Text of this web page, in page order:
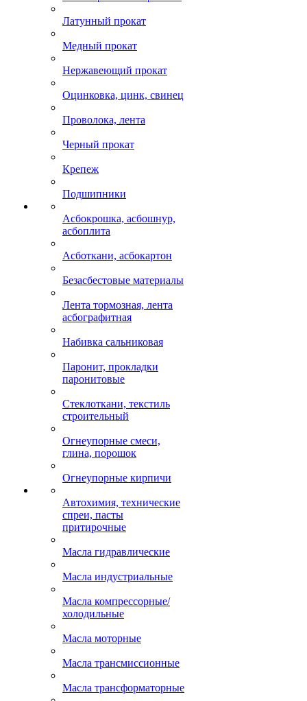
Латунный прокат
Медный прокат
Нержавеющий прокат
Оцинковка, цинк, свинец
Проволока, лента
Черный прокат
Крепеж
Подшипники
Асбокрошка, асбошнур,
асбоплита
Асботкани, асбокартон
Безасбестовые материалы
Лента тормозная, лента
асбографитная
Набивка сальниковая
Паронит, прокладки
паронитовые
Стеклоткани, текстиль
строительный
Огнеупорные смеси,
глина, порошок
Огнеупорные кирпичи
Автохимия, технические
спреи, пасты
притирочные
Масла гидравлические
Масла индустриальные
Масла компрессорные/
холодильные
Масла моторные
Масла трансмиссионные
Масла трансформаторные